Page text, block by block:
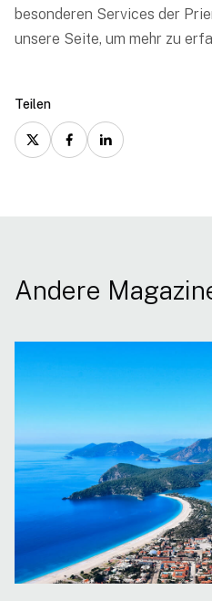
besonderen Services der
unsere Seite, um mehr zu
Teilen
Andere